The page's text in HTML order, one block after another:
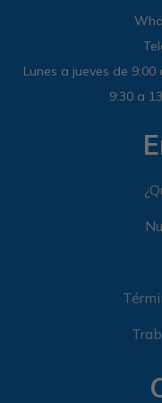
Lunes a jueves de 9:00
9:30 a